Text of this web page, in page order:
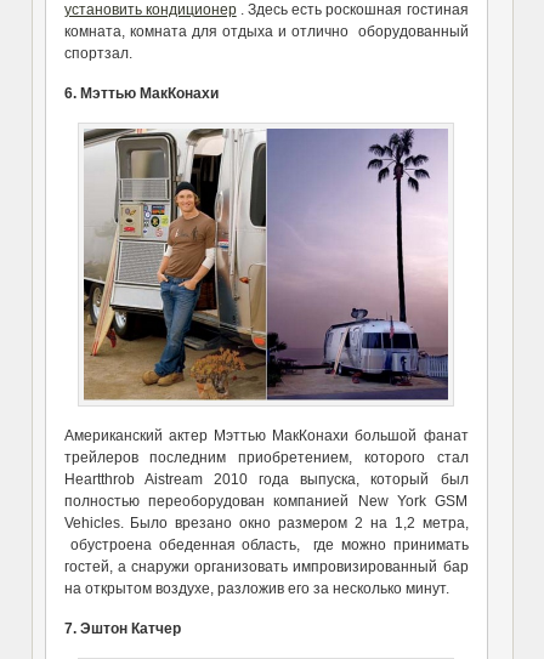
установить кондиционер. Здесь есть роскошная гостиная
комната, комната для отдыха и отлично оборудованный
спортзал.
6. Мэттью МакКонахи
Американский актер Мэттью МакКонахи большой фанат
трейлеров последним приобретением, которого стал
Heartthrob Aistream 2010 года выпуска, который был
полностью переоборудован компанией New York GSM
Vehicles. Было врезано окно размером 2 на 1,2 метра,
обустроена обеденная область, где можно принимать
гостей, а снаружи организовать импровизированный бар
на открытом воздухе, разложив его за несколько минут.
7. Эштон Катчер